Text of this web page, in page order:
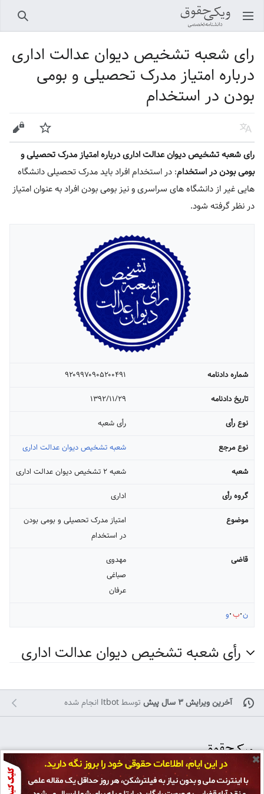
باز کردن منو اصلی جستجو
رای شعبه تشخیص دیوان عدالت اداری
درباره امتیاز مدرک تحصیلی و بومی
بودن در استخدام
زبان پیگیری ویرایش
رای شعبه تشخیص دیوان عدالت اداری درباره امتیاز مدرک تحصیلی و
بومی بودن در استخدام: در استخدام افراد باید مدرک تحصیلی دانشگاه
هایی غیر از دانشگاه های سراسری و نیز بومی بودن افراد به عنوان امتیاز
در نظر گرفته شود.
شماره دادنامه
۹۲۰۹۹۷۰۹۰۵۲۰۰۴۹۱
تاریخ دادنامه
۱۳۹۲/۱۱/۲۹
نوع رأی
رأی شعبه
نوع مرجع
شعبه تشخیص دیوان عدالت اداری
شعبه
شعبه ۲ تشخیص دیوان عدالت اداری
گروه رأی
اداری
موضوع
امتیاز مدرک تحصیلی و بومی بودن
در استخدام
قاضی
مهدوی
صباغی
عرفان
ن ب و
رأی شعبه تشخیص دیوان عدالت اداری
آخرین ویرایش ۳ سال پیش توسطItbot انجام شده
تمامی حقوق برایپژوهشکده حقوق و قانون ایران محفوظ است و هرگونه کپی
✖